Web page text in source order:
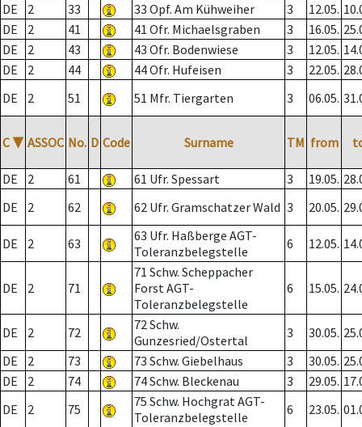
DE
2 33 33 Opf. Am Kühweiher 3 12.05.
DE
2 41 41 Ofr. Michaelsgraben 3 16.05.
DE
2 43 43 Ofr. Bodenwiese 3 12.05.
DE
2 44 44 Ofr. Hufeisen 3 22.05.
DE
2 51 51 Mfr. Tiergarten 3 06.05.
C ▼ ASSOC No. D Code Surname TM from
DE 2 61 61 Ufr. Spessart 3 19.05.
DE
2 62 62 Ufr. Gramschatzer Wald 3 20.05.
DE 2 63
63 Ufr. Haßberge AGT-
Toleranzbelegstelle
6 12.05.
DE 2 71
71 Schw. Scheppacher
Forst AGT-
Toleranzbelegstelle
6 15.05.
DE 2 72
72 Schw.
Gunzesried/Ostertal
3 30.05.
DE
2 73 73 Schw. Giebelhaus 3 30.05.
DE
2 74 74 Schw. Bleckenau 3 29.05.
DE
2 75
75 Schw. Hochgrat AGT-
Toleranzbelegstelle
6 23.05.